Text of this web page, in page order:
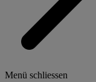
Menü schliessen